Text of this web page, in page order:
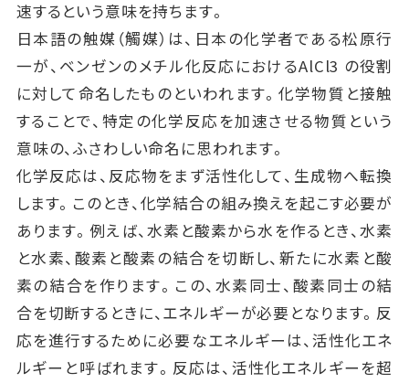
速するという意味を持ちます。
日本語の触媒（觸媒）は、日本の化学者である松原行
一が、ベンゼンのメチル化反応におけるAlCl3 の役割
に対して命名したものといわれます。化学物質と接触
することで、特定の化学反応を加速させる物質という
意味の、ふさわしい命名に思われます。
化学反応は、反応物をまず活性化して、生成物へ転換
します。このとき、化学結合の組み換えを起こす必要が
あります。例えば、水素と酸素から水を作るとき、水素
と水素、酸素と酸素の結合を切断し、新たに水素と酸
素の結合を作ります。この、水素同士、酸素同士の結
合を切断するときに、エネルギーが必要となります。反
応を進行するために必要なエネルギーは、活性化エネ
ルギーと呼ばれます。反応は、活性化エネルギーを超